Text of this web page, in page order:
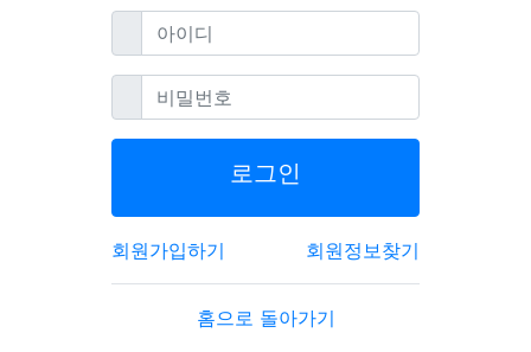
아이디필수
비밀번호필수
로그인
회원가입하기 회원정보찾기
홈으로 돌아가기